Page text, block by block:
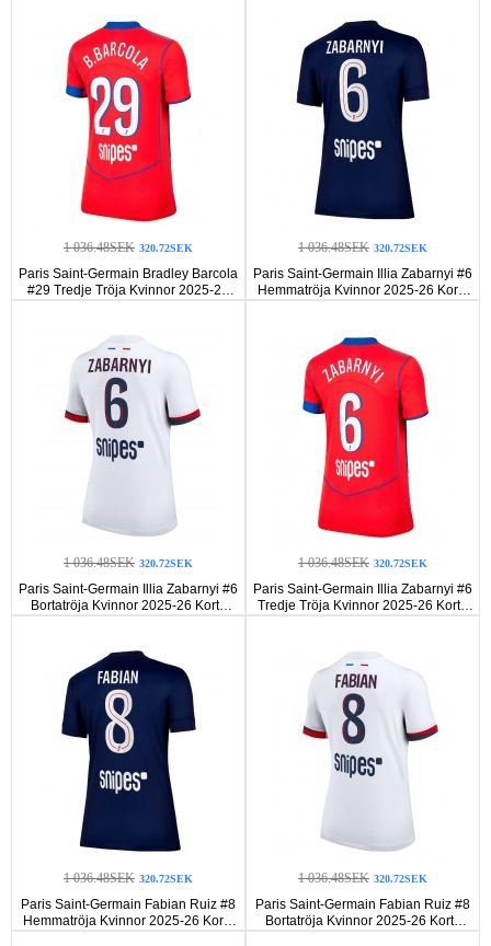
1 036.48SEK 320.72SEK
Paris Saint-Germain Bradley Barcola
#29 Tredje Tröja Kvinnor 2025-26
Korta ärmar
1 036.48SEK 320.72SEK
Paris Saint-Germain Illia Zabarnyi #6
Hemmatröja Kvinnor 2025-26 Korta
ärmar
1 036.48SEK 320.72SEK
Paris Saint-Germain Illia Zabarnyi #6
Bortatröja Kvinnor 2025-26 Korta
ärmar
1 036.48SEK 320.72SEK
Paris Saint-Germain Illia Zabarnyi #6
Tredje Tröja Kvinnor 2025-26 Korta
ärmar
1 036.48SEK 320.72SEK
Paris Saint-Germain Fabian Ruiz #8
Hemmatröja Kvinnor 2025-26 Korta
ärmar
1 036.48SEK 320.72SEK
Paris Saint-Germain Fabian Ruiz #8
Bortatröja Kvinnor 2025-26 Korta
ärmar